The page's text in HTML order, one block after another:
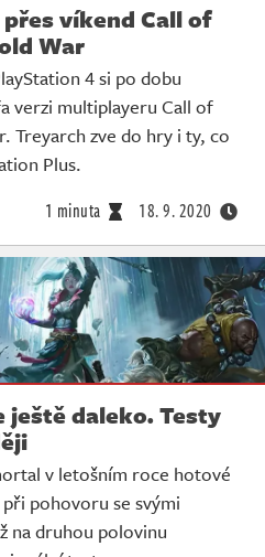
víkend Call of
War
4 si po dobu
verzi multiplayeru Call of
Treyarch zve do hry i ty, co
Plus.
1 minuta 18. 9. 2020
ještě daleko. Testy
v letošním roce hotové
pohovoru se svými
na druhou polovinu